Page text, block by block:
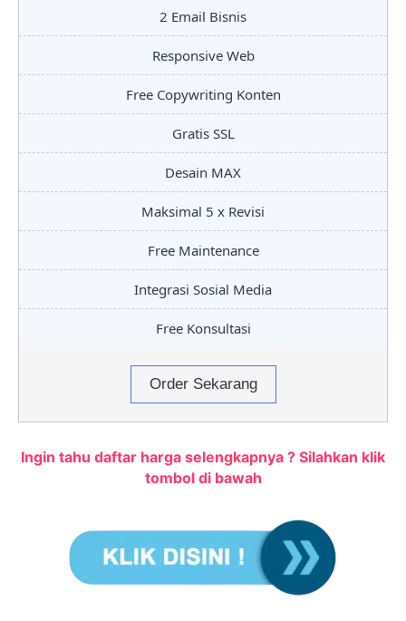
2 Email Bisnis
Responsive Web
Free Copywriting Konten
Gratis SSL
Desain MAX
Maksimal 5 x Revisi
Free Maintenance
Integrasi Sosial Media
Free Konsultasi
Order Sekarang
Ingin tahu daftar harga selengkapnya ? Silahkan klik
tombol di bawah